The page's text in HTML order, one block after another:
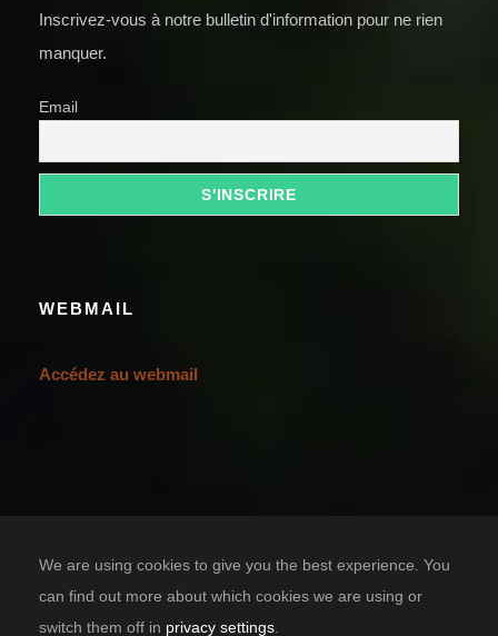
Inscrivez-vous à notre bulletin d'information pour ne rien
manquer.
Email
WEBMAIL
Accédez au webmail
We are using cookies to give you the best experience. You
can find out more about which cookies we are using or
switch them off in privacy settings